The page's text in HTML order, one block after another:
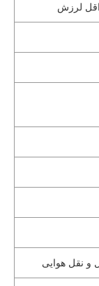
لرزش
و نقل هوایی